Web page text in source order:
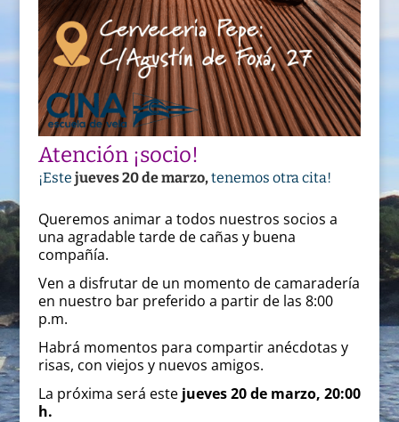
Atención ¡socio!
¡Este jueves 20 de marzo,tenemos otra cita!
Queremos animar a todos nuestros socios a
una agradable tarde de cañas y buena
compañía.
Ven a disfrutar de un momento de camaradería
en nuestro bar preferido a partir de las 8:00
p.m.
Habrá momentos para compartir anécdotas y
risas, con viejos y nuevos amigos.
La próxima será este jueves 20 de marzo, 20:00
h.